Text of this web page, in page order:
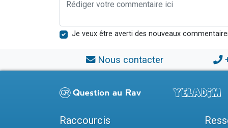
Je veux être averti des nouveaux
Nous contacter
Raccourcis